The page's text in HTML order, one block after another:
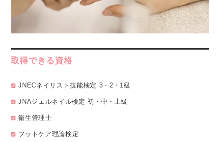
取得できる資格
JNECネイリスト技能検定 3・2・1級
JNAジェルネイル検定 初・中・上級
衛生管理士
フットケア理論検定